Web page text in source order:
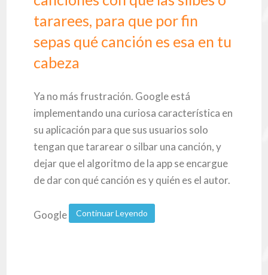
tararees, para que por fin
sepas qué canción es esa en tu
cabeza
Ya no más frustración. Google está
implementando una curiosa característica en
su aplicación para que sus usuarios solo
tengan que tararear o silbar una canción, y
dejar que el algoritmo de la app se encargue
de dar con qué canción es y quién es el autor.
Google Continuar Leyendo